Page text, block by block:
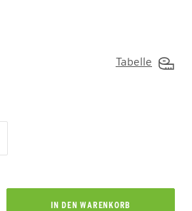
Tabelle
IN DEN WARENKORB